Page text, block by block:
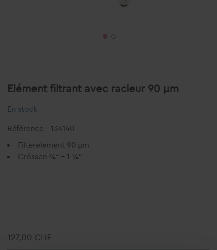
Elément filtrant avec racleur 90 μm
En stock
Référence
134140
Filterelement 90 µm
Grössen ¾“ – 1 ¼“
127,00 CHF